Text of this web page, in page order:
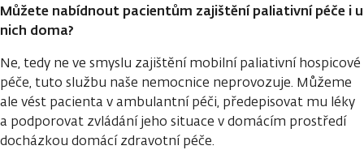
Můžete nabídnout pacientům zajištění paliativní péče i u
nich doma?
Ne, tedy ne ve smyslu zajištění mobilní paliativní hospicové
péče, tuto službu naše nemocnice neprovozuje. Můžeme
ale vést pacienta v ambulantní péči, předepisovat mu léky
a podporovat zvládání jeho situace v domácím prostředí
docházkou domácí zdravotní péče.